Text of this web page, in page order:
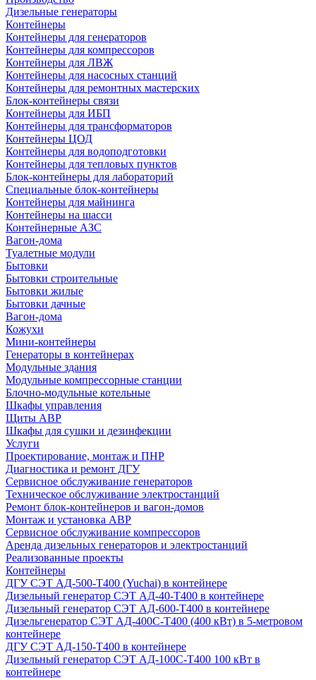
Дизельные генераторы
Контейнеры
Контейнеры для генераторов
Контейнеры для компрессоров
Контейнеры для ЛВЖ
Контейнеры для насосных станций
Контейнеры для ремонтных мастерских
Блок-контейнеры связи
Контейнеры для ИБП
Контейнеры для трансформаторов
Контейнеры ЦОД
Контейнеры для водоподготовки
Контейнеры для тепловых пунктов
Блок-контейнеры для лабораторий
Специальные блок-контейнеры
Контейнеры для майнинга
Контейнеры на шасси
Контейнерные АЗС
Вагон-дома
Туалетные модули
Бытовки
Бытовки строительные
Бытовки жилые
Бытовки дачные
Вагон-дома
Кожухи
Мини-контейнеры
Генераторы в контейнерах
Модульные здания
Модульные компрессорные станции
Блочно-модульные котельные
Шкафы управления
Щиты АВР
Шкафы для сушки и дезинфекции
Услуги
Проектирование, монтаж и ПНР
Диагностика и ремонт ДГУ
Сервисное обслуживание генераторов
Техническое обслуживание электростанций
Ремонт блок-контейнеров и вагон-домов
Монтаж и установка АВР
Сервисное обслуживание компрессоров
Аренда дизельных генераторов и электростанций
Реализованные проекты
Контейнеры
ДГУ СЭТ АД-500-Т400 (Yuchai) в контейнере
Дизельный генератор СЭТ АД-40-Т400 в контейнере
Дизельный генератор СЭТ АД-600-Т400 в контейнере
Дизельгенератор СЭТ АД-400С-Т400 (400 кВт) в 5-метровом
контейнере
ДГУ СЭТ АД-150-Т400 в контейнере
Дизельный генератор СЭТ АД-100С-Т400 100 кВт в
контейнере